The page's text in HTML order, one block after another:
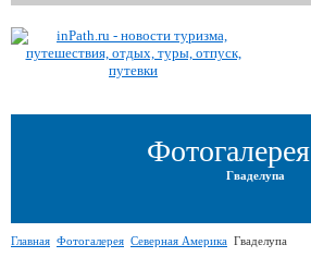
Фотогалерея
Гваделупа
Главная Фотогалерея Северная Америка Гваделупа